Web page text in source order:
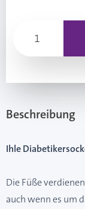
Beschreibung
Ihle
Die Füße
auch wenn es um